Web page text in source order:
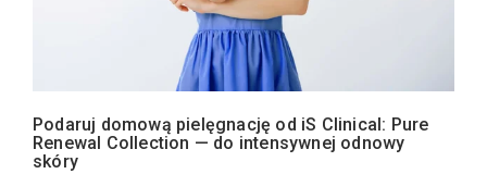
Podaruj domową pielęgnację od iS Clinical: Pure
Renewal Collection — do intensywnej odnowy
skóry